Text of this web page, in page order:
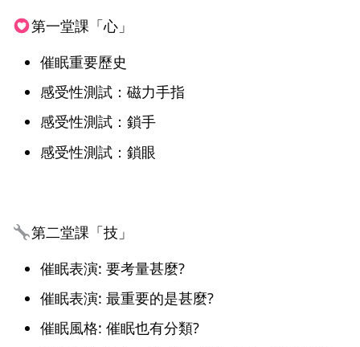
第一堂課「心」
催眠重要歷史
感受性測試：磁力手指
感受性測試：鎖手
感受性測試：鎖眼
第二堂課「技」
催眠表演: 要考量甚麼?
催眠表演: 最重要的是甚麼?
催眠風格: 催眠也有分類?